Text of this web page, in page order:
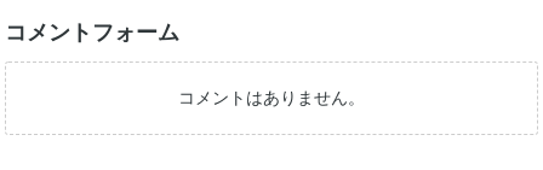
コメントフォーム
コメントはありません。